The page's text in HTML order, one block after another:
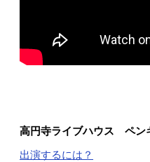
高円寺ライブハウス ペン
出演するには？